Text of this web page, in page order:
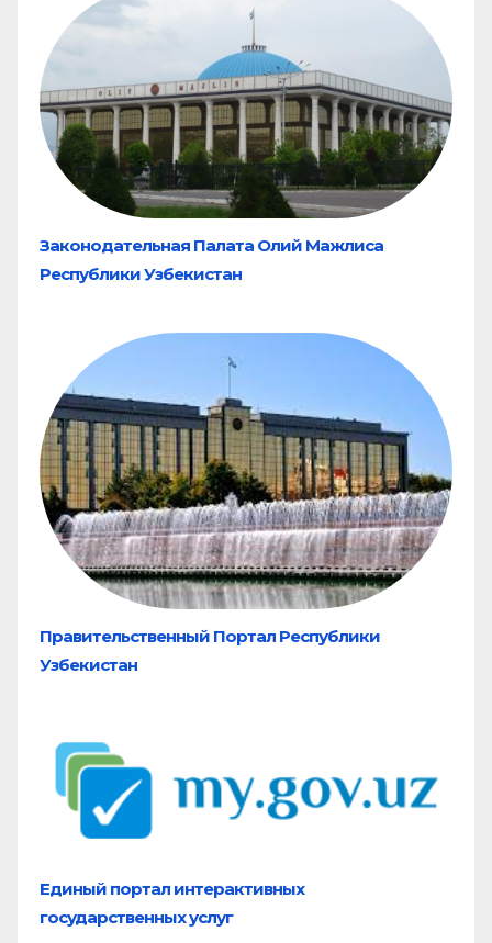
Законодательная Палата Олий Мажлиса
Республики Узбекистан
Правительственный Портал Республики
Узбекистан
Единый портал интерактивных
государственных услуг